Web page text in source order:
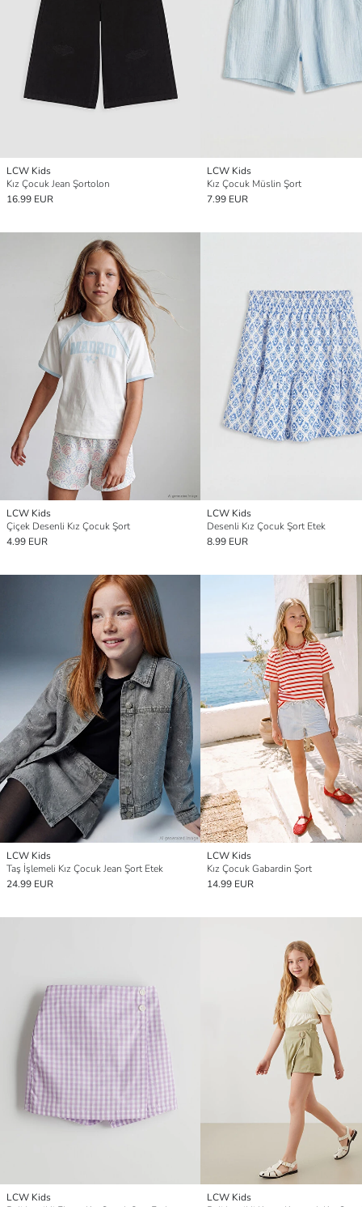
LCW Kids
Kız Çocuk Jean Şortolon
16.99 EUR
LCW Kids
Kız Çocuk Müslin Şort
7.99 EUR
LCW Kids
Çiçek Desenli Kız Çocuk Şort
4.99 EUR
LCW Kids
Desenli Kız Çocuk Şort Etek
8.99 EUR
LCW Kids
Taş İşlemeli Kız Çocuk Jean Şort Etek
24.99 EUR
LCW Kids
Kız Çocuk Gabardin Şort
14.99 EUR
LCW Kids
LCW Kids